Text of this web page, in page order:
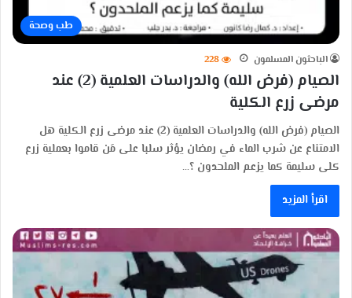
طب وصحة
الباحثون المسلمون 228
الصيام (فرض الله) والدراسات العلمية (2) عند
مرضى زرع الكلية
الصيام (فرض الله) والدراسات العلمية (2) عند مرضى زرع الكلية هل
الامتناع عن شرب الماء في رمضان يؤثر سلبا على مَن قاموا بعملية زرع
كلى سليمة كما يزعم الملحدون ؟…
اقرأ المزيد